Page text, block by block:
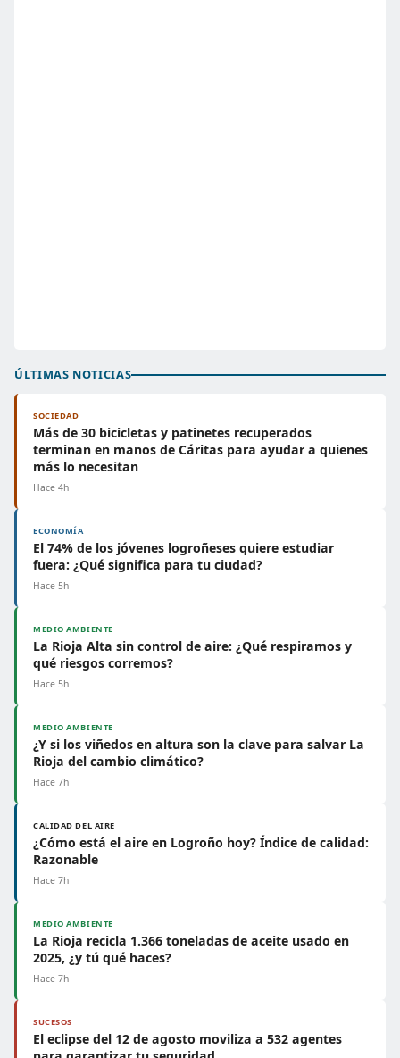
ÚLTIMAS NOTICIAS
SOCIEDAD
Más de 30 bicicletas y patinetes recuperados
terminan en manos de Cáritas para ayudar a quienes
más lo necesitan
Hace 4h
ECONOMÍA
El 74% de los jóvenes logroñeses quiere estudiar
fuera: ¿Qué significa para tu ciudad?
Hace 5h
MEDIO AMBIENTE
La Rioja Alta sin control de aire: ¿Qué respiramos y
qué riesgos corremos?
Hace 5h
MEDIO AMBIENTE
¿Y si los viñedos en altura son la clave para salvar La
Rioja del cambio climático?
Hace 7h
CALIDAD DEL AIRE
¿Cómo está el aire en Logroño hoy? Índice de calidad:
Razonable
Hace 7h
MEDIO AMBIENTE
La Rioja recicla 1.366 toneladas de aceite usado en
2025, ¿y tú qué haces?
Hace 7h
SUCESOS
El eclipse del 12 de agosto moviliza a 532 agentes